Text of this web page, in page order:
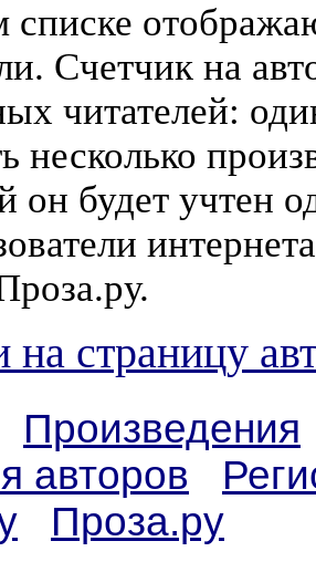
Счетчик на
читателей:
несколько
он будет учтен
на страницу
Произведения
авторов
Проза.ру